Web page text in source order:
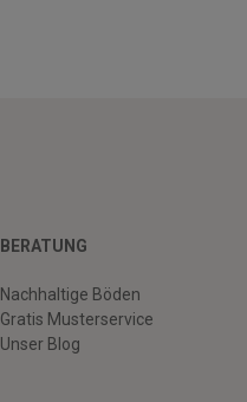
BERATUNG
Nachhaltige Böden
Gratis Musterservice
Unser Blog